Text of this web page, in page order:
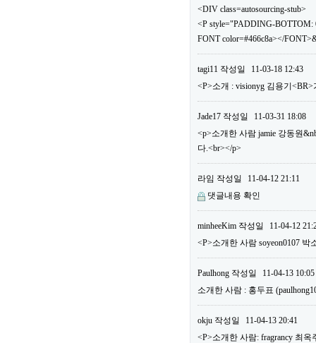
<DIV class=autosourcing-stub>
<P style="PADDING-
FONT color=#466c8a></
tagi11 작성일
11-03-18 12:43
<P>소개 : visionyg 김용기
Jade17 작성일
11-03-31 18:08
<p>소개한 사람 jamie 강동원
다.<br></p>
라임 작성일
11-04-12 21:11
댓글내용 확인
minheeKim 작성일
11-04-12
<P>소개한 사람 soyeon0107 박
Paulhong 작성일
11-04-13 10:05
소개한 사람 : 홍두표
okju 작성일
11-04-13 20:41
<P>소개한 사람: fragrancy 최